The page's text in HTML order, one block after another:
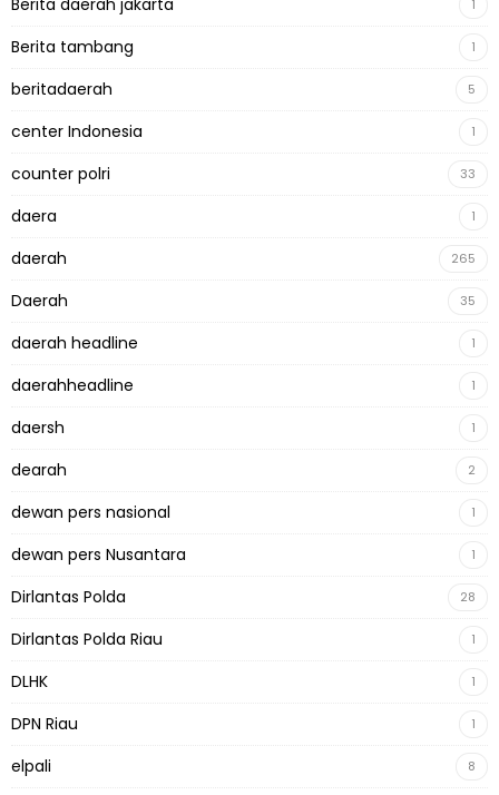
1
Berita tambang 1
beritadaerah 5
center Indonesia 1
counter polri 33
daera 1
daerah 265
Daerah 35
daerah headline 1
daerahheadline 1
daersh 1
dearah 2
dewan pers nasional 1
dewan pers Nusantara 1
Dirlantas Polda 28
Dirlantas Polda Riau 1
DLHK 1
DPN Riau 1
elpali 8